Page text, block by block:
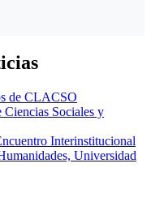
de CLACSO
Sociales y
Interinstitucional
Universidad